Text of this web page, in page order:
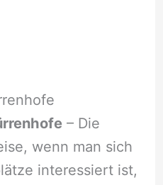
– Die
wenn man sich
interessiert ist,